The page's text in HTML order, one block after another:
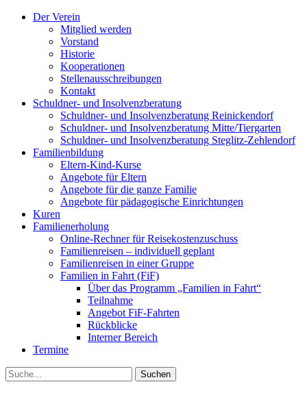
Der Verein
Mitglied werden
Vorstand
Historie
Kooperationen
Stellenausschreibungen
Kontakt
Schuldner- und Insolvenzberatung
Schuldner- und Insolvenzberatung Reinickendorf
Schuldner- und Insolvenzberatung Mitte/Tiergarten
Schuldner- und Insolvenzberatung Steglitz-Zehlendorf
Familienbildung
Eltern-Kind-Kurse
Angebote für Eltern
Angebote für die ganze Familie
Angebote für pädagogische Einrichtungen
Kuren
Familienerholung
Online-Rechner für Reisekostenzuschuss
Familienreisen – individuell geplant
Familienreisen in einer Gruppe
Familien in Fahrt (FiF)
Über das Programm „Familien in Fahrt“
Teilnahme
Angebot FiF-Fahrten
Rückblicke
Interner Bereich
Termine
Suche